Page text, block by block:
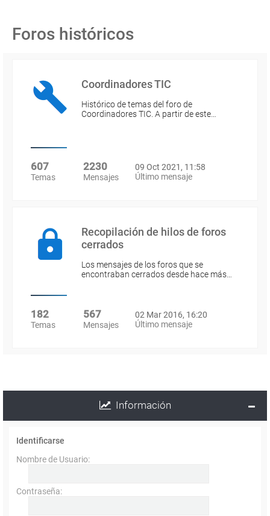
Foros históricos
Coordinadores TIC
Histórico de temas del foro de
Coordinadores TIC. A partir de este…
607
Temas
2230
Mensajes
09 Oct 2021, 11:58
Último mensaje
Recopilación de hilos de foros
cerrados
Los mensajes de los foros que se
encontraban cerrados desde hace más…
182
Temas
567
Mensajes
02 Mar 2016, 16:20
Último mensaje
Información
Identificarse
Nombre de Usuario:
Contraseña: